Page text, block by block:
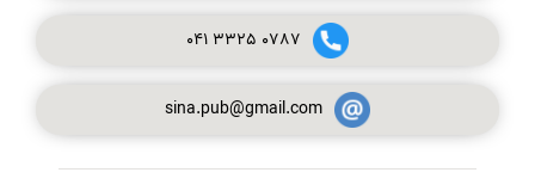
041 3325 0787
sina.pub@gmail.com